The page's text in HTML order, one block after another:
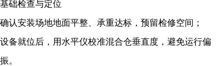
基础检查与定位
确认安装场地地面平整、承重达标，预留检修空间；
设备就位后，用水平仪校准混合仓垂直度，避免运行偏
振。